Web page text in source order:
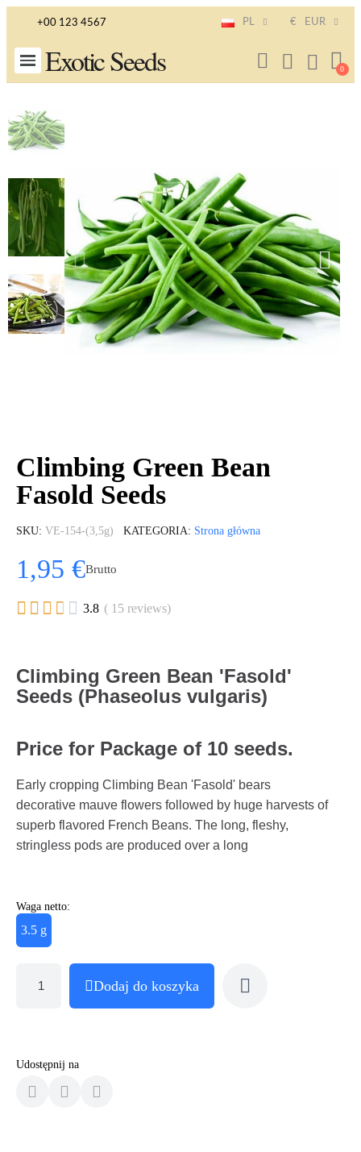
+00 123 4567 PL € EUR
Exotic Seeds
Climbing Green Bean
Fasold Seeds
SKU VE-154-(3,5g) KATEGORIA Strona główna
1,95 €Brutto
     3.8 ( 15 reviews)
Climbing Green Bean 'Fasold'
Seeds (Phaseolus vulgaris)
Price for Package of 10 seeds.
Early cropping Climbing Bean 'Fasold' bears
decorative mauve flowers followed by huge harvests of
superb flavored French Beans. The long, fleshy,
stringless pods are produced over a long
Waga netto:
3.5 g
Dodaj do koszyka
Udostępnij na